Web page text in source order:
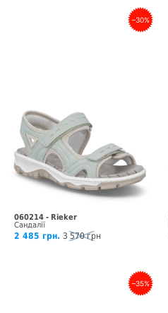
–30%
060214 - Rieker
Сандалії
2 485 грн. 3 570 грн
–35%